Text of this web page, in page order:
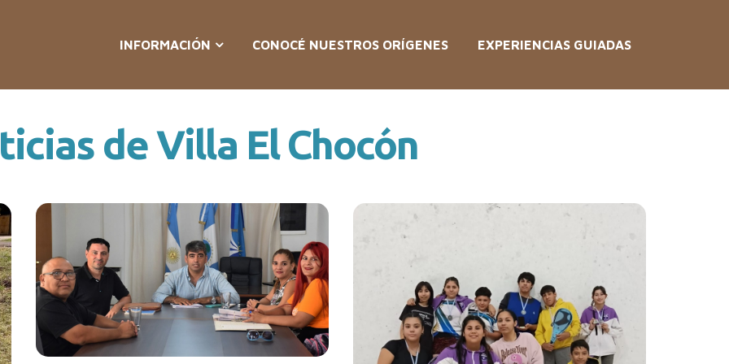
INFORMACIÓN CONOCÉ NUESTROS ORÍGENES EXPERIENCIAS GUIADAS
de Villa El Chocón